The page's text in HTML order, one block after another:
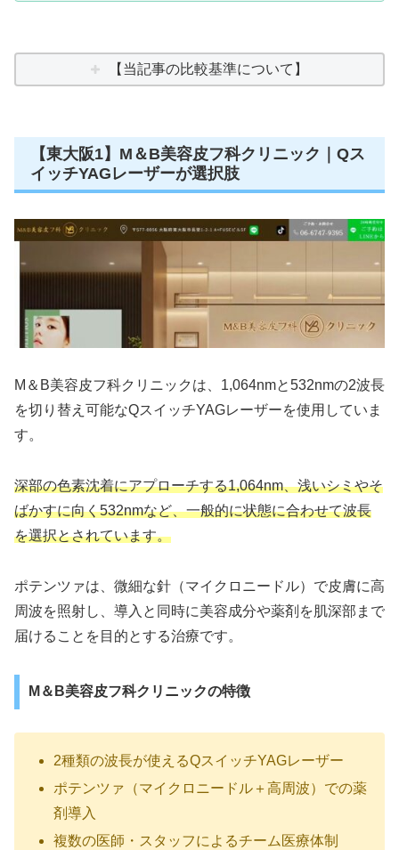
【当記事の比較基準について】
【東大阪1】M＆B美容皮フ科クリニック｜Qス
イッチYAGレーザーが選択肢
M＆B美容皮フ科クリニックは、1,064nmと532nmの2波長
を切り替え可能なQスイッチYAGレーザーを使用していま
す。
深部の色素沈着にアプローチする1,064nm、浅いシミやそ
ばかすに向く532nmなど、一般的に状態に合わせて波長
を選択とされています。
ポテンツァは、微細な針（マイクロニードル）で皮膚に高
周波を照射し、導入と同時に美容成分や薬剤を肌深部まで
届けることを目的とする治療です。
M＆B美容皮フ科クリニックの特徴
2種類の波長が使えるQスイッチYAGレーザー
ポテンツァ（マイクロニードル＋高周波）での薬
剤導入
複数の医師・スタッフによるチーム医療体制